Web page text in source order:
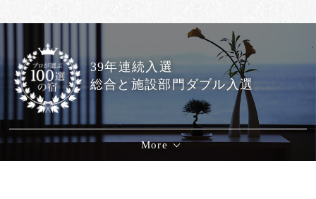
39年連続入選
総合と施設部門ダブル入選
More